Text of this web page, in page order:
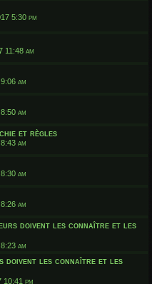
5:30 pm
11:48 am
am
am
et règles
am
am
am
doivent les connaître et les
am
doivent les connaître et les
pm